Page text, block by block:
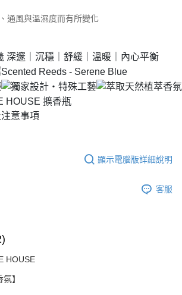
地址）提供予台灣大哥大進項蒐集、處理及利用，
取消欲退款等相關疑問，請聯繫「AFTEE先享後付
有限公司提供之「AFTEE先享後付」服務完成之交
圍內提供個人資料，並將交易相關給付款項請求債
限公司。
宜，請瀏覽以下網址：
先徵得法定代理人或監護人之同意方可使用
額度；若仍有額度不足之情形，本公司將視審查結果
將有權停止該用戶之使用額度並採取法律行動。
買紙袋可現場詢問
通風與溫濕度而有所變化
顯示電腦版詳細說明
客服
HOUSE
氛】